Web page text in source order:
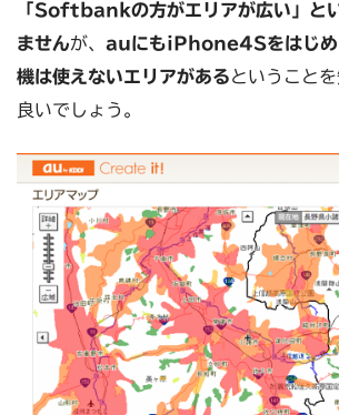
「Softbankの方がエリアが広い」と
ませんが、 auにもiPhone4Sをはじめ
機は使えないエリアがあるということ
良いでしょう。